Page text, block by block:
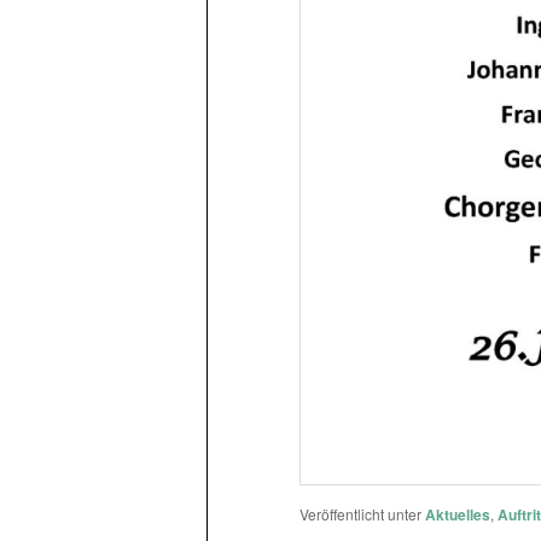
Veröffentlicht unterAktuelles,